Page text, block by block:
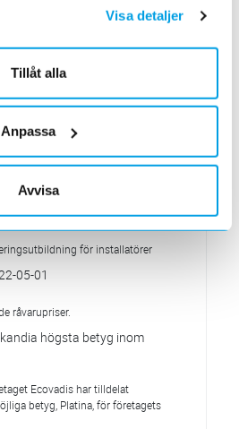
Visa detaljer
Tillåt alla
Anpassa
Avvisa
lokaler i Södertälje
i Södertälje
06-30
av Charge Amps produkter
för installatörer
05-01
råvarupriser.
högsta betyg inom
Ecovadis har tilldelat
betyg, Platina, för företagets